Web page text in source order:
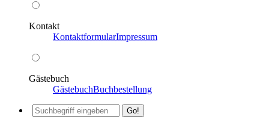
Kontakt
KontaktformularImpressum
Gästebuch
GästebuchBuchbestellung